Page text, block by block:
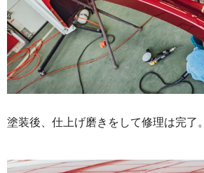
塗装後、仕上げ磨きをして修理は完了。